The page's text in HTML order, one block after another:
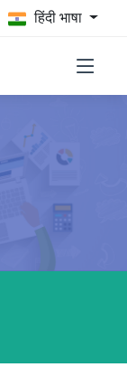
हिंदी भाषा